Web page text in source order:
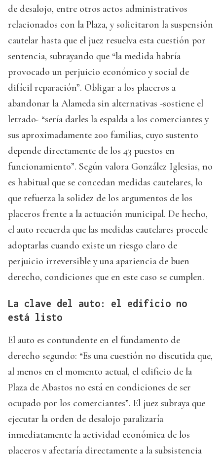
de desalojo, entre otros actos administrativos
relacionados con la Plaza, y solicitaron la suspensión
cautelar hasta que el juez resuelva esta cuestión por
sentencia, subrayando que “la medida habría
provocado un perjuicio económico y social de
difícil reparación”. Obligar a los placeros a
abandonar la Alameda sin alternativas -sostiene el
letrado- “sería darles la espalda a los comerciantes y
sus aproximadamente 200 familias, cuyo sustento
depende directamente de los 43 puestos en
funcionamiento”. Según valora González Iglesias, no
es habitual que se concedan medidas cautelares, lo
que refuerza la solidez de los argumentos de los
placeros frente a la actuación municipal. De hecho,
el auto recuerda que las medidas cautelares procede
adoptarlas cuando existe un riesgo claro de
perjuicio irreversible y una apariencia de buen
derecho, condiciones que en este caso se cumplen.
La clave del auto: el edificio no
está listo
El auto es contundente en el fundamento de
derecho segundo: “Es una cuestión no discutida que,
al menos en el momento actual, el edificio de la
Plaza de Abastos no está en condiciones de ser
ocupado por los comerciantes”. El juez subraya que
ejecutar la orden de desalojo paralizaría
inmediatamente la actividad económica de los
placeros y afectaría directamente a la subsistencia